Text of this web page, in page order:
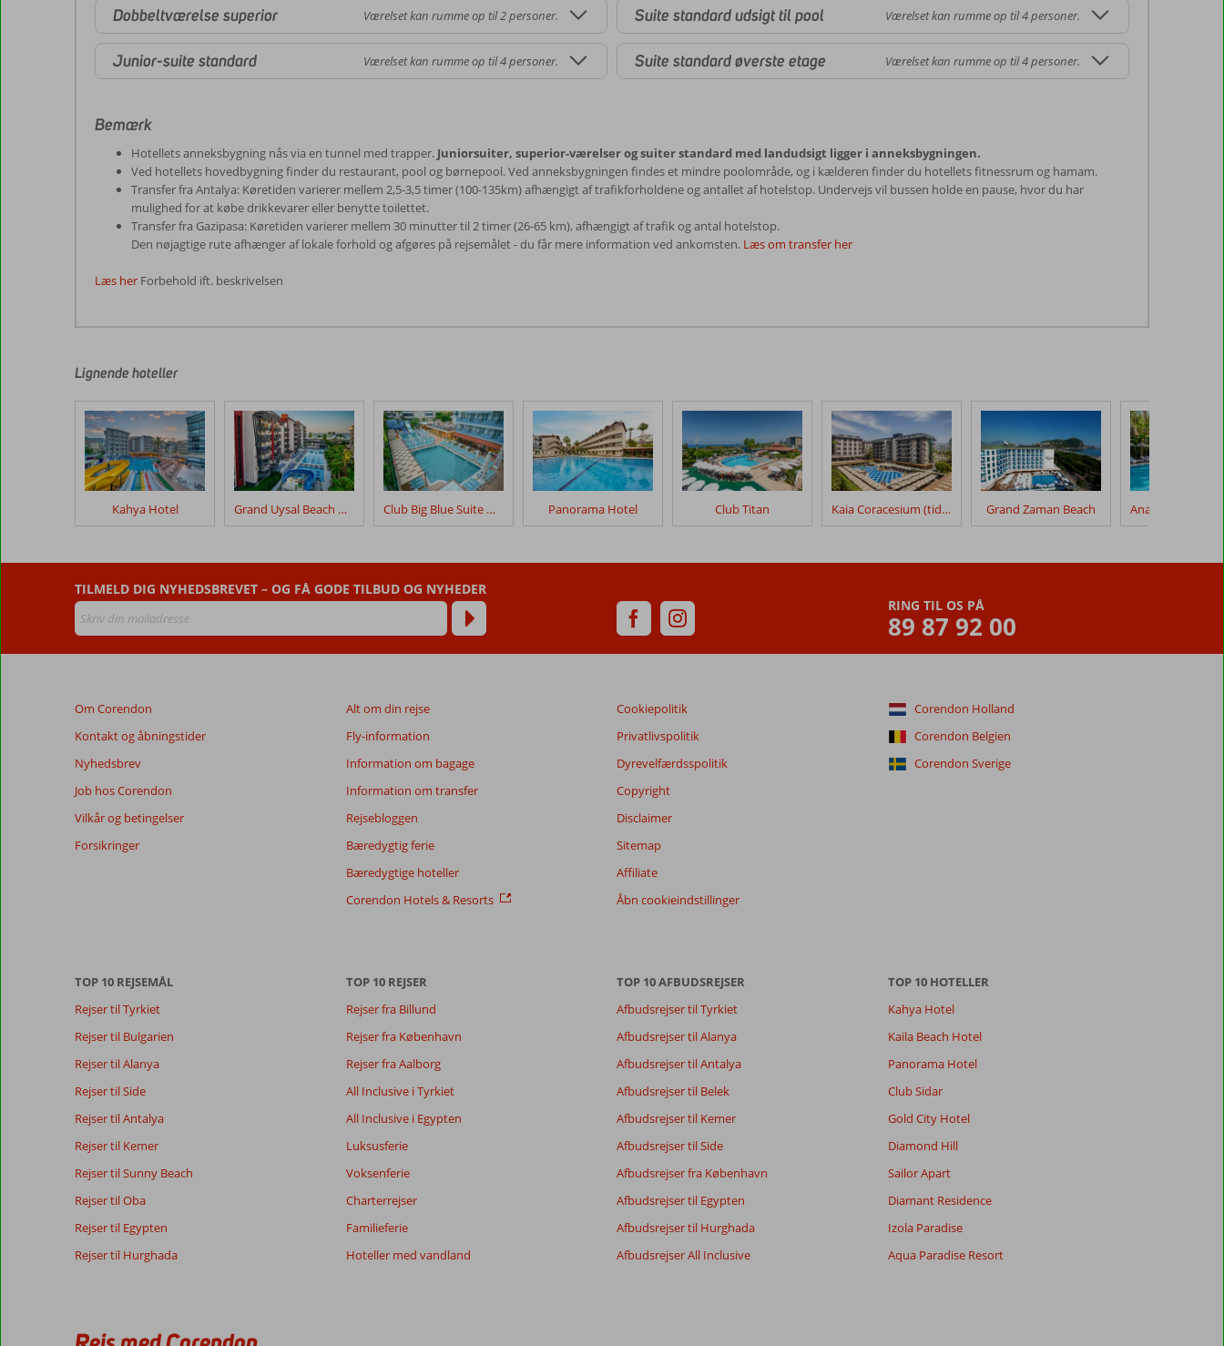
Dobbeltværelse superior Værelset kan rumme op til 2 personer.
Junior-suite standard Værelset kan rumme op til 4 personer.
Suite standard udsigt til pool Værelset kan rumme op til 4 personer.
Suite standard øverste etage Værelset kan rumme op til 4 personer.
Bemærk
Hotellets anneksbygning nås via en tunnel med trapper. Juniorsuiter, superior-værelser og suiter standard med landudsigt ligger i anneksbygningen.
Ved hotellets hovedbygning finder du restaurant, pool og børnepool. Ved anneksbygningen findes et mindre poolområde, og i kælderen finder du hotellets fitnessrum og hamam.
Transfer fra Antalya: Køretiden varierer mellem 2,5-3,5 timer (100-135km) afhængigt af trafikforholdene og antallet af hotelstop. Undervejs vil bussen holde en pause, hvor du har
mulighed for at købe drikkevarer eller benytte toilettet.
Transfer fra Gazipasa: Køretiden varierer mellem 30 minutter til 2 timer (26-65 km), afhængigt af trafik og antal hotelstop.
Den nøjagtige rute afhænger af lokale forhold og afgøres på rejsemålet - du får mere information ved ankomsten. Læs om transfer her
Læs her Forbehold ift. beskrivelsen
af
kunder
efter
deres
ophold
på
Sunflower
Anmeldelser,
der
er
ældre
end
48
ikke
længere
for
at
sikre
relevansen
af
viste
Totalscore
512
anmeldelser
8,0
godt
Maden
7,2
Værelserne
7,6
Wifi-kvalitet 6,0
gæsters
anmeldelser
Filtrer rejseselskab
Sorter
dato (ny > gammel)
10
,
sted.
lidt
Beliggenhed
Værelserne 8
Lignende hoteller
Kahya Hotel Grand Uysal Beach & Spa Hotel Club Big Blue Suite Hotel Panorama Hotel Club Titan Kaia Coracesium (tidl. Villa Sunflower Beach Hotel) Grand Zaman Beach
RING TIL OS PÅ
89 87 92 00
TILMELD DIG NYHEDSBREVET – OG FÅ GODE TILBUD OG NYHEDER
Om Corendon
Kontakt og åbningstider
Nyhedsbrev
Job hos Corendon
Vilkår og betingelser
Forsikringer
Alt om din rejse
Fly-information
Information om bagage
Information om transfer
Rejsebloggen
Bæredygtig ferie
Bæredygtige hoteller
Corendon Hotels & Resorts
Cookiepolitik
Privatlivspolitik
Dyrevelfærdsspolitik
Copyright
Disclaimer
Sitemap
Affiliate
Åbn cookieindstillinger
Corendon Holland
Corendon Belgien
Corendon Sverige
TOP 10 REJSEMÅL
Rejser til Tyrkiet
Rejser til Bulgarien
Rejser til Alanya
Rejser til Side
Rejser til Antalya
Rejser til Kemer
Rejser til Sunny Beach
Rejser til Oba
Rejser til Egypten
Rejser til Hurghada
TOP 10 REJSER
Rejser fra Billund
Rejser fra København
Rejser fra Aalborg
All Inclusive i Tyrkiet
All Inclusive i Egypten
Luksusferie
Voksenferie
Charterrejser
Familieferie
Hoteller med vandland
TOP 10 AFBUDSREJSER
Afbudsrejser til Tyrkiet
Afbudsrejser til Alanya
Afbudsrejser til Antalya
Afbudsrejser til Belek
Afbudsrejser til Kemer
Afbudsrejser til Side
Afbudsrejser fra København
Afbudsrejser til Egypten
Afbudsrejser til Hurghada
Afbudsrejser All Inclusive
TOP 10 HOTELLER
Kahya Hotel
Kaila Beach Hotel
Panorama Hotel
Club Sidar
Gold City Hotel
Diamond Hill
Sailor Apart
Diamant Residence
Izola Paradise
Aqua Paradise Resort